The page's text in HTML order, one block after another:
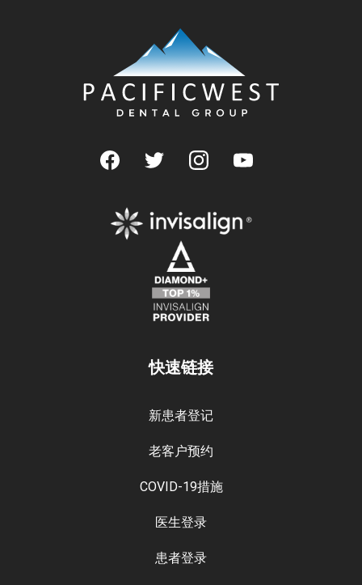
快速链接
新患者登记
老客户预约
COVID-19措施
医生登录
患者登录